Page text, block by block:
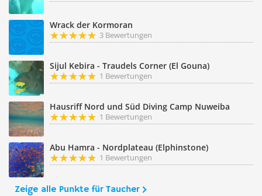
Wrack der Kormoran
3 Bewertungen
Sijul Kebira - Traudels Corner (El Gouna)
1 Bewertungen
Hausriff Nord und Süd Diving Camp Nuweiba
1 Bewertungen
Abu Hamra - Nordplateau (Elphinstone)
1 Bewertungen
Zeige alle Punkte für Taucher